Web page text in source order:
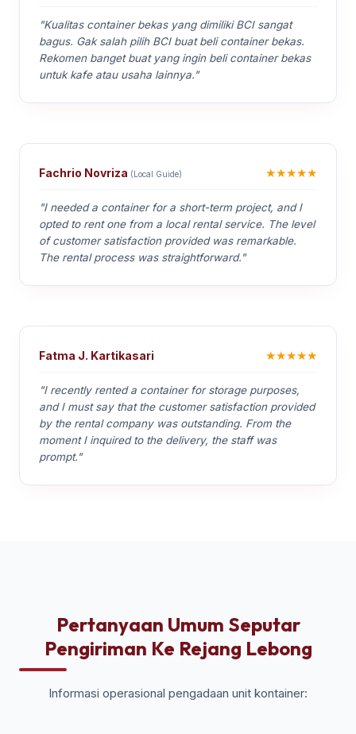
"Kualitas container bekas yang dimiliki BCI sangat
bagus. Gak salah pilih BCI buat beli container bekas.
Rekomen banget buat yang ingin beli container bekas
untuk kafe atau usaha lainnya."
Fachrio Novriza (Local Guide) ★★★★★
"I needed a container for a short-term project, and I
opted to rent one from a local rental service. The level
of customer satisfaction provided was remarkable.
The rental process was straightforward."
Fatma J. Kartikasari ★★★★★
"I recently rented a container for storage purposes,
and I must say that the customer satisfaction provided
by the rental company was outstanding. From the
moment I inquired to the delivery, the staff was
prompt."
Pertanyaan Umum Seputar
Pengiriman Ke Rejang Lebong
Informasi operasional pengadaan unit kontainer: